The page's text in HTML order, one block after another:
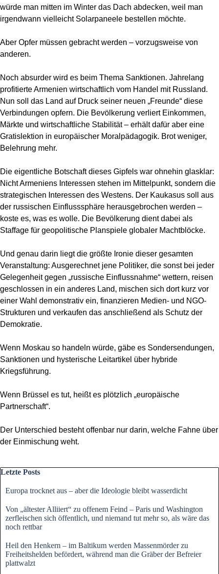
würde man mitten im Winter das Dach abdecken, weil man
irgendwann vielleicht Solarpaneele bestellen möchte.
Aber Opfer müssen gebracht werden – vorzugsweise von
anderen.
Noch absurder wird es beim Thema Sanktionen. Jahrelang
profitierte Armenien wirtschaftlich vom Handel mit Russland.
Nun soll das Land auf Druck seiner neuen „Freunde“ diese
Verbindungen opfern. Die Bevölkerung verliert Einkommen,
Märkte und wirtschaftliche Stabilität – erhält dafür aber eine
Gratislektion in europäischer Moralpädagogik. Brot weniger,
Belehrung mehr.
Die eigentliche Botschaft dieses Gipfels war ohnehin glasklar:
Nicht Armeniens Interessen stehen im Mittelpunkt, sondern die
strategischen Interessen des Westens. Der Kaukasus soll aus
der russischen Einflusssphäre herausgebrochen werden –
koste es, was es wolle. Die Bevölkerung dient dabei als
Staffage für geopolitische Planspiele globaler Machtblöcke.
Und genau darin liegt die größte Ironie dieser gesamten
Veranstaltung: Ausgerechnet jene Politiker, die sonst bei jeder
Gelegenheit gegen „russische Einflussnahme“ wettern, reisen
geschlossen in ein anderes Land, mischen sich dort kurz vor
einer Wahl demonstrativ ein, finanzieren Medien- und NGO-
Strukturen und verkaufen das anschließend als Schutz der
Demokratie.
Wenn Moskau so handeln würde, gäbe es Sondersendungen,
Sanktionen und hysterische Leitartikel über hybride
Kriegsführung.
Wenn Brüssel es tut, heißt es plötzlich „europäische
Partnerschaft“.
Der Unterschied besteht offenbar nur darin, welche Fahne über
der Einmischung weht.
Block überspringen Letzte Posts
Letzte Posts
Europa trocknet aus – aber die Ideologie bleibt wasserdicht
Von „ältester Alliiert“ zu offenem Feind – Paris und Washington
zerfleischen sich öffentlich, und niemand tut mehr so, als wäre das
noch rettbar
Heil den Henkern – im Baltikum werden Massenmörder zu
Freiheitshelden befördert, während man die Gräber der Befreier
plattwalzt